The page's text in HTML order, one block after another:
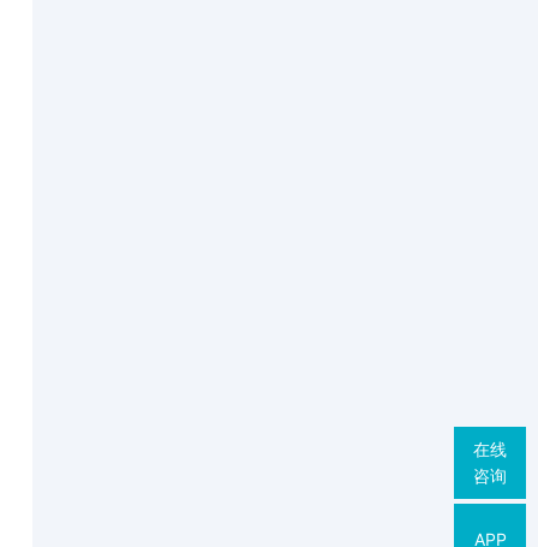
在线
咨询
APP